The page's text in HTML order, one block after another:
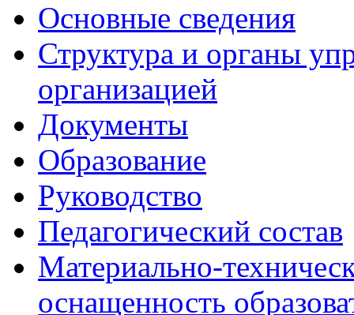
Основные сведения
Структура и органы
организацией
Документы
Образование
Руководство
Педагогический состав
Материально-
оснащенность